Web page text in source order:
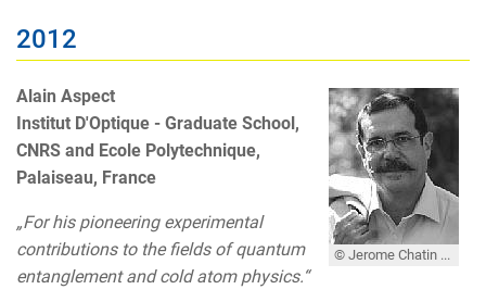
2012
© Jerome Chatin / CNRS phototheque http://www2.cnrs.fr/en/394.htm
Alain Aspect
Institut D'Optique - Graduate School,
CNRS and Ecole Polytechnique,
Palaiseau, France
„For his pioneering experimental
contributions to the fields of quantum
entanglement and cold atom physics.“